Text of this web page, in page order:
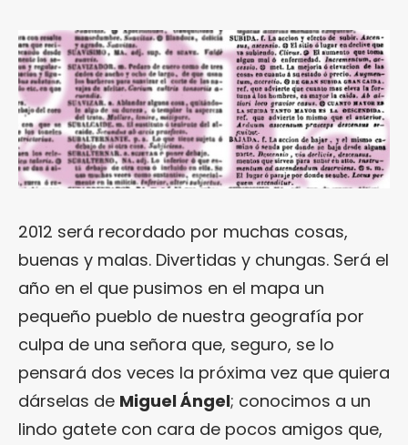
2012 será recordado por muchas cosas,
buenas y malas. Divertidas y chungas. Será el
año en el que pusimos en el mapa un
pequeño pueblo de nuestra geografía por
culpa de una señora que, seguro, se lo
pensará dos veces la próxima vez que quiera
dárselas de Miguel Ángel; conocimos a un
lindo gatete con cara de pocos amigos que,